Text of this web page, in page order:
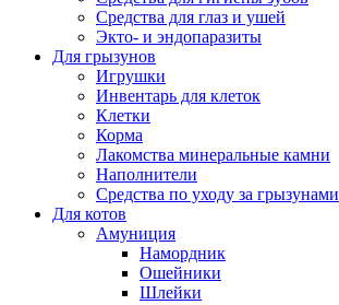
Средства для глаз и ушей
Экто- и эндопаразиты
Для грызунов
Игрушки
Инвентарь для клеток
Клетки
Корма
Лакомства минеральные камни
Наполнители
Средства по уходу за грызунами
Для котов
Амуниция
Намордник
Ошейники
Шлейки